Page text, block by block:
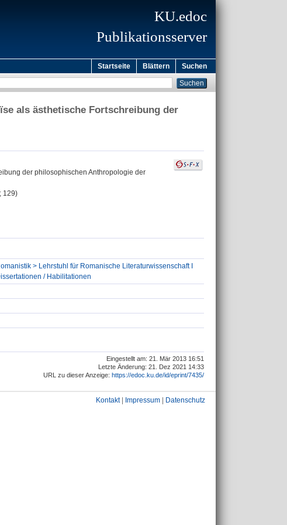
KU.edoc
Publikationsserver
Startseite Blättern Suchen
als ästhetische Fortschreibung der
der philosophischen Anthropologie der
129)
> Lehrstuhl für Romanische Literaturwissenschaft I
/ Habilitationen
Eingestellt am: 21. Mär 2013 16:51
Letzte Änderung: 21. Dez 2021 14:33
URL zu dieser Anzeige: https://edoc.ku.de/id/eprint/7435/
Kontakt| Impressum Datenschutz